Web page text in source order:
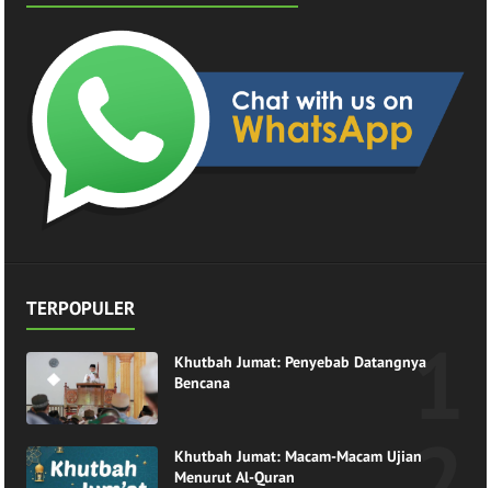
TERPOPULER
Khutbah Jumat: Penyebab Datangnya
Bencana
Khutbah Jumat: Macam-Macam Ujian
Menurut Al-Quran